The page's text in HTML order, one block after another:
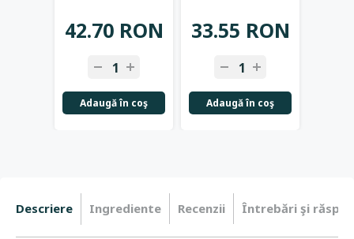
42.70 RON
Adaugă în coş
33.55 RON
Adaugă în coş
+ +
Descriere Ingrediente Recenzii Întrebări şi